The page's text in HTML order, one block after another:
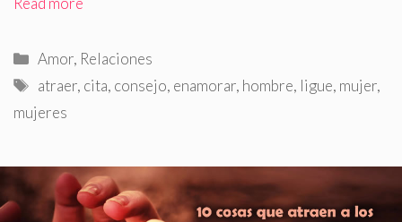
Categorías
Amor, Relaciones
Etiquetas
atraer, cita, consejo, enamorar, hombre, ligue, mujer,
mujeres